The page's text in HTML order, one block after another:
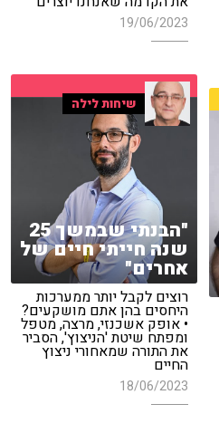
19/06/2023
שיחות לילה
"הבנתי שבמשך 25
שנה חייתי חיים של
אחרים"
רוצים לקבל יותר ממערכות
היחסים בהן אתם מושקעים?
• אופק אשכנזי, מרצה, מטפל
ומפתח שיטת 'הניצוץ', הסביר
את התורה שמאחורי ניצוץ
החיים
18/06/2023